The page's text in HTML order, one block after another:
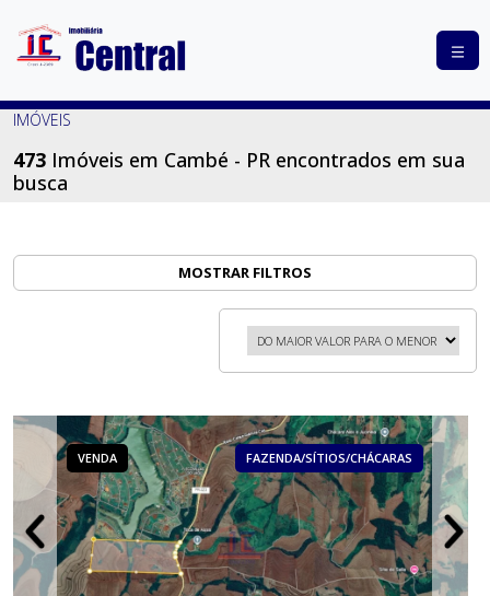
COMPRAR
LANÇAMENTOS
IMÓVEIS
473 Imóveis em Cambé - PR encontrados em sua
busca
MOSTRAR FILTROS
VENDA FAZENDA/SÍTIOS/CHÁCARAS